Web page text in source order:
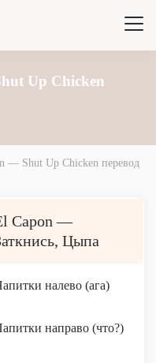
Up Chicken
— Shut Up Chicken перевод
Capon —
Цыпа
налево (ага)
направо (что?)